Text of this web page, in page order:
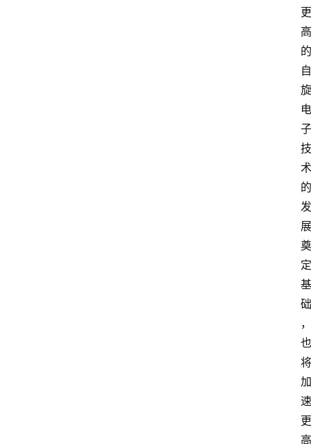
更
高
的
自
旋
电
子
技
术
的
发
展
奠
定
基
础
，
也
将
加
速
更
高